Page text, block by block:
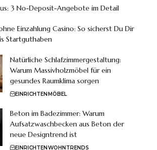
3 No-Deposit-Angebote im Detail
Einzahlung Casino: So sicherst Du Dir
Startguthaben
Natürliche Schlafzimmergestaltung:
Warum Massivholzmöbel für ein
gesundes Raumklima sorgen
EINRICHTENMÖBEL
Beton im Badezimmer: Warum
Aufsatzwaschbecken aus Beton der
neue Designtrend ist
EINRICHTENWOHNTRENDS